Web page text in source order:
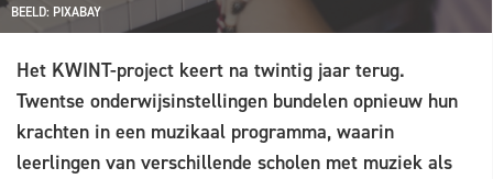
BEELD: PIXABAY
Het KWINT-project keert na twintig jaar terug.
Twentse onderwijsinstellingen bundelen opnieuw hun
krachten in een muzikaal programma, waarin
leerlingen van verschillende scholen met muziek als